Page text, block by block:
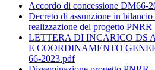
Accordo di concessione DM66-
Decreto di assunzione in
realizzazione del progetto
LETTERA DI INCARICO DS
E COORDINAMENTO
66-2023.pdf